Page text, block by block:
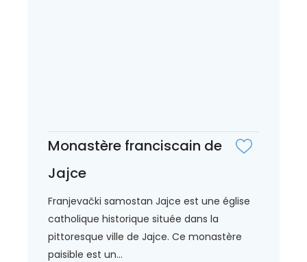
Monastère franciscain de
Jajce
Franjevački samostan Jajce est une église
catholique historique située dans la
pittoresque ville de Jajce. Ce monastère
paisible est un...